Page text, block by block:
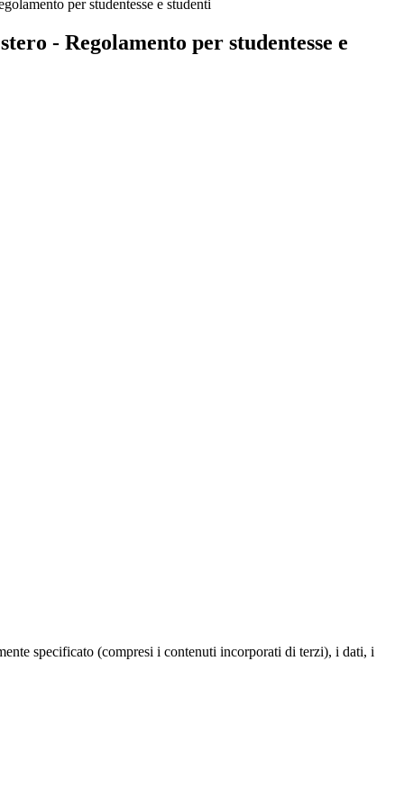
per studentesse e studenti
- Regolamento per studentesse e
specificato (compresi i contenuti incorporati di terzi), i dati, i